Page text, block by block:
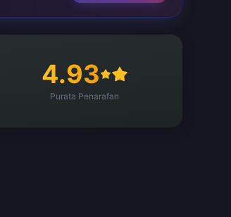
4.93
Purata Penarafan